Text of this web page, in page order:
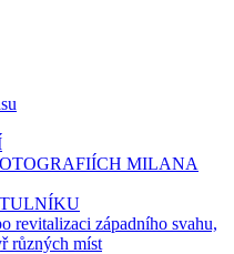
MILANA
revitalizaci západního svahu,
různých míst